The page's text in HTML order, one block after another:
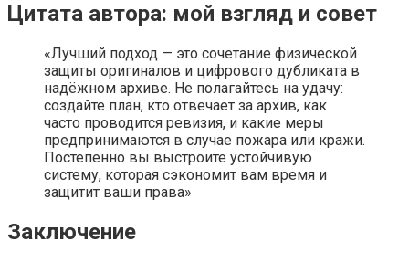
Цитата автора: мой взгляд и совет
«Лучший подход — это сочетание физической
защиты оригиналов и цифрового дубликата в
надёжном архиве. Не полагайтесь на удачу:
создайте план, кто отвечает за архив, как
часто проводится ревизия, и какие меры
предпринимаются в случае пожара или кражи.
Постепенно вы выстроите устойчивую
систему, которая сэкономит вам время и
защитит ваши права»
Заключение